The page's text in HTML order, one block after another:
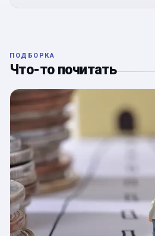
ПОДБОРКА
Что-то почитать